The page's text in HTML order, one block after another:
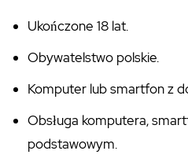
Ukończone 18 lat.
Obywatelstwo polskie.
Komputer lub smartfon z
Obsługa komputera,
podstawowym.